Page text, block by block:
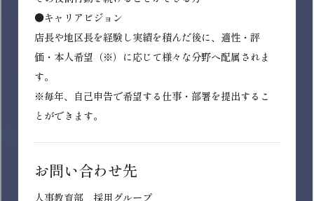
毎日の食卓を豊かに彩る食の専門店として、つねに品質
方、地域の食習慣や食文化に合ったローカル色豊かな品
揃えを追求しています。
り、より多くのお客様のお買い物環境を整えたり、専用
るなど、常に「スーパーマーケット」の、次のカタチを
追求し、挑戦を続けています。